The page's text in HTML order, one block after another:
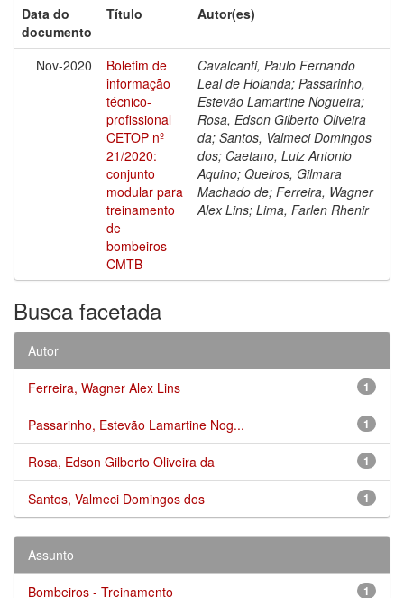
Data do
documento
Título Autor(es)
Nov-2020
Boletim de
informação
técnico-
profissional
CETOP nº
21/2020:
conjunto
modular para
treinamento
de
bombeiros -
CMTB
Cavalcanti, Paulo Fernando
Leal de Holanda; Passarinho,
Estevão Lamartine Nogueira;
Rosa, Edson Gilberto Oliveira
da; Santos, Valmeci Domingos
dos; Caetano, Luiz Antonio
Aquino; Queiros, Gilmara
Machado de; Ferreira, Wagner
Alex Lins; Lima, Farlen Rhenir
Busca facetada
Autor
1
Ferreira, Wagner Alex Lins
1
Passarinho, Estevão Lamartine Nog...
1
Rosa, Edson Gilberto Oliveira da
1
Santos, Valmeci Domingos dos
Assunto
1
Bombeiros - Treinamento